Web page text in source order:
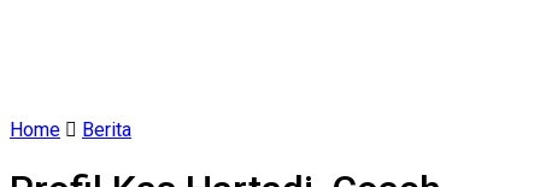
Home Berita